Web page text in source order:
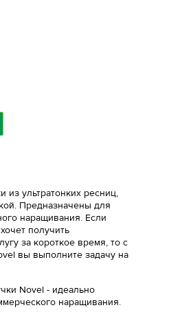
из ультратонких ресниц,
Предназначены для
наращивания. Если
получить
за короткое время, то c
вы выполните задачу на
Novel - идеально
наращивания.